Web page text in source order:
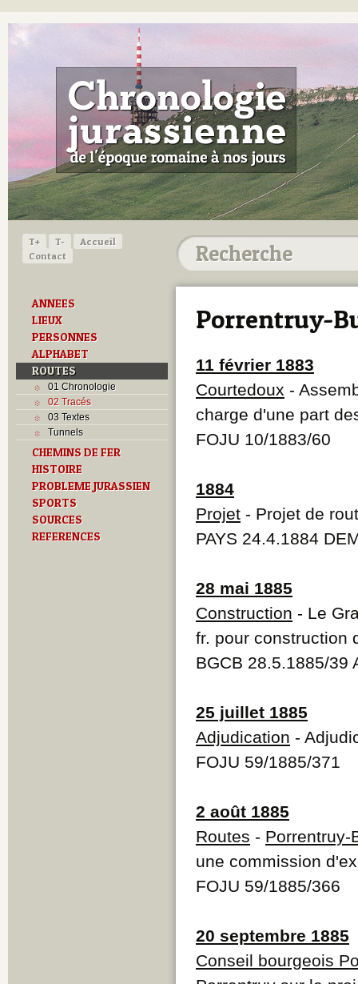
T+ T-
Accueil
Contact
ANNEES
LIEUX
PERSONNES
ALPHABET
ROUTES
01 Chronologie
02 Tracés
03 Textes
Tunnels
CHEMINS DE FER
HISTOIRE
PROBLEME JURASSIEN
SPORTS
SOURCES
REFERENCES
Porrentruy-
11 février 1883
Courtedoux -
charge d'une part
FOJU 10/1883/60
1884
Projet - Projet de
PAYS 24.4.1884
28 mai 1885
Construction - Le
fr. pour construction
BGCB 28.5.1885/
25 juillet 1885
Adjudication -
FOJU 59/1885/371
2 août 1885
Routes - Porrentruy-
une commission
FOJU 59/1885/366
20 septembre 1885
Conseil bourgeois